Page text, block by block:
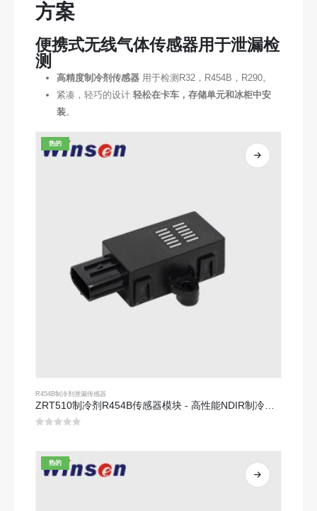
方案
便携式无线气体传感器用于泄漏检
测
高精度制冷剂传感器用于检测R32，R454B，R290。
紧凑，轻巧的设计 轻松在卡车，存储单元和冰柜中安
装。
热的
R454B制冷剂泄漏传感器
热的